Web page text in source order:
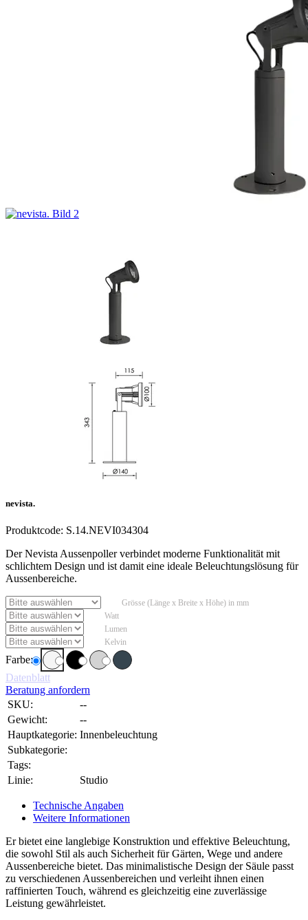
nevista.
Produktcode: S.14.NEVI034304
Der Nevista Aussenpoller verbindet moderne Funktionalität mit
schlichtem Design und ist damit eine ideale Beleuchtungslösung für
Aussenbereiche.
Grösse (Länge x Breite x Höhe) in mm
Watt
Lumen
Kelvin
Farbe:
Datenblatt
Beratung anfordern
SKU:
--
Gewicht:
--
Hauptkategorie: Innenbeleuchtung
Subkategorie:
Tags:
Linie:
Studio
Technische Angaben
Weitere Informationen
Er bietet eine langlebige Konstruktion und effektive Beleuchtung,
die sowohl Stil als auch Sicherheit für Gärten, Wege und andere
Aussenbereiche bietet. Das minimalistische Design der Säule passt
zu verschiedenen Aussenbereichen und verleiht ihnen einen
raffinierten Touch, während es gleichzeitig eine zuverlässige
Leistung gewährleistet.